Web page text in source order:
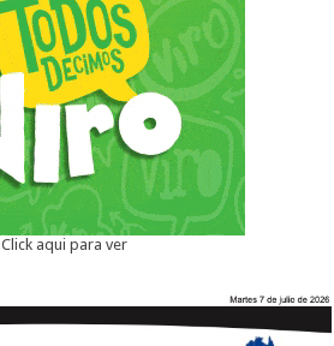
Click aqui para ver